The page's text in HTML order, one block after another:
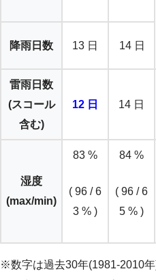
降雨日数 13 日 14 日
雷雨日数
(スコール
含む)
12 日 14 日
湿度
(max/min)
83 %
( 96 / 6
3 % )
84 %
( 96 / 6
5 % )
※数字は過去30年(1981-2010